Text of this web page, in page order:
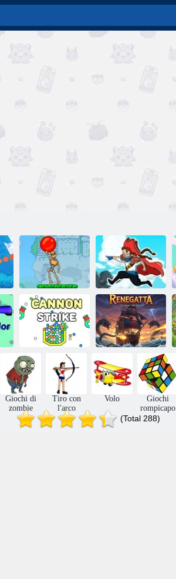
Kaboomz 4 Sea bolle pirati
Cannon Strike
Giochi di
zombie
Tiro con
l'arco
Volo
Giochi
rompicapo
(Total 288)